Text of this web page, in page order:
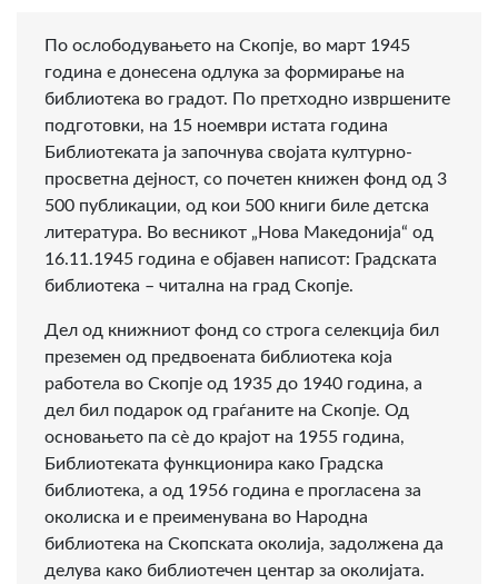
По ослободувањето на Скопје, во март 1945
година е донесена одлука за формирање на
библиотека во градот. По претходно извршените
подготовки, на 15 ноември истата година
Библиотеката ја започнува својата културно-
просветна дејност, со почетен книжен фонд од 3
500 публикации, од кои 500 книги биле детска
литература. Во весникот „Нова Македонија“ од
16.11.1945 година е објавен написот: Градската
библиотека – читална на град Скопје.
Дел од книжниот фонд со строга селекција бил
преземен од предвоената библиотека која
работела во Скопје од 1935 до 1940 година, а
дел бил подарок од граѓаните на Скопје. Од
основањето па сѐ до крајот на 1955 година,
Библиотеката функционира како Градска
библиотека, а од 1956 година е прогласена за
околиска и е преименувана во Народна
библиотека на Скопската околија, задолжена да
делува како библиотечен центар за околијата.